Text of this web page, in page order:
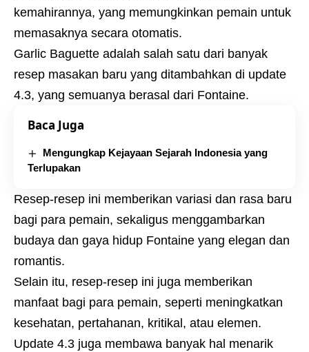
kemahirannya, yang memungkinkan pemain untuk
memasaknya secara otomatis.
Garlic Baguette adalah salah satu dari banyak
resep masakan baru yang ditambahkan di update
4.3, yang semuanya berasal dari Fontaine.
Baca Juga
Mengungkap Kejayaan Sejarah Indonesia yang
Terlupakan
Resep-resep ini memberikan variasi dan rasa baru
bagi para pemain, sekaligus menggambarkan
budaya dan gaya hidup Fontaine yang elegan dan
romantis.
Selain itu, resep-resep ini juga memberikan
manfaat bagi para pemain, seperti meningkatkan
kesehatan, pertahanan, kritikal, atau elemen.
Update 4.3 juga membawa banyak hal menarik